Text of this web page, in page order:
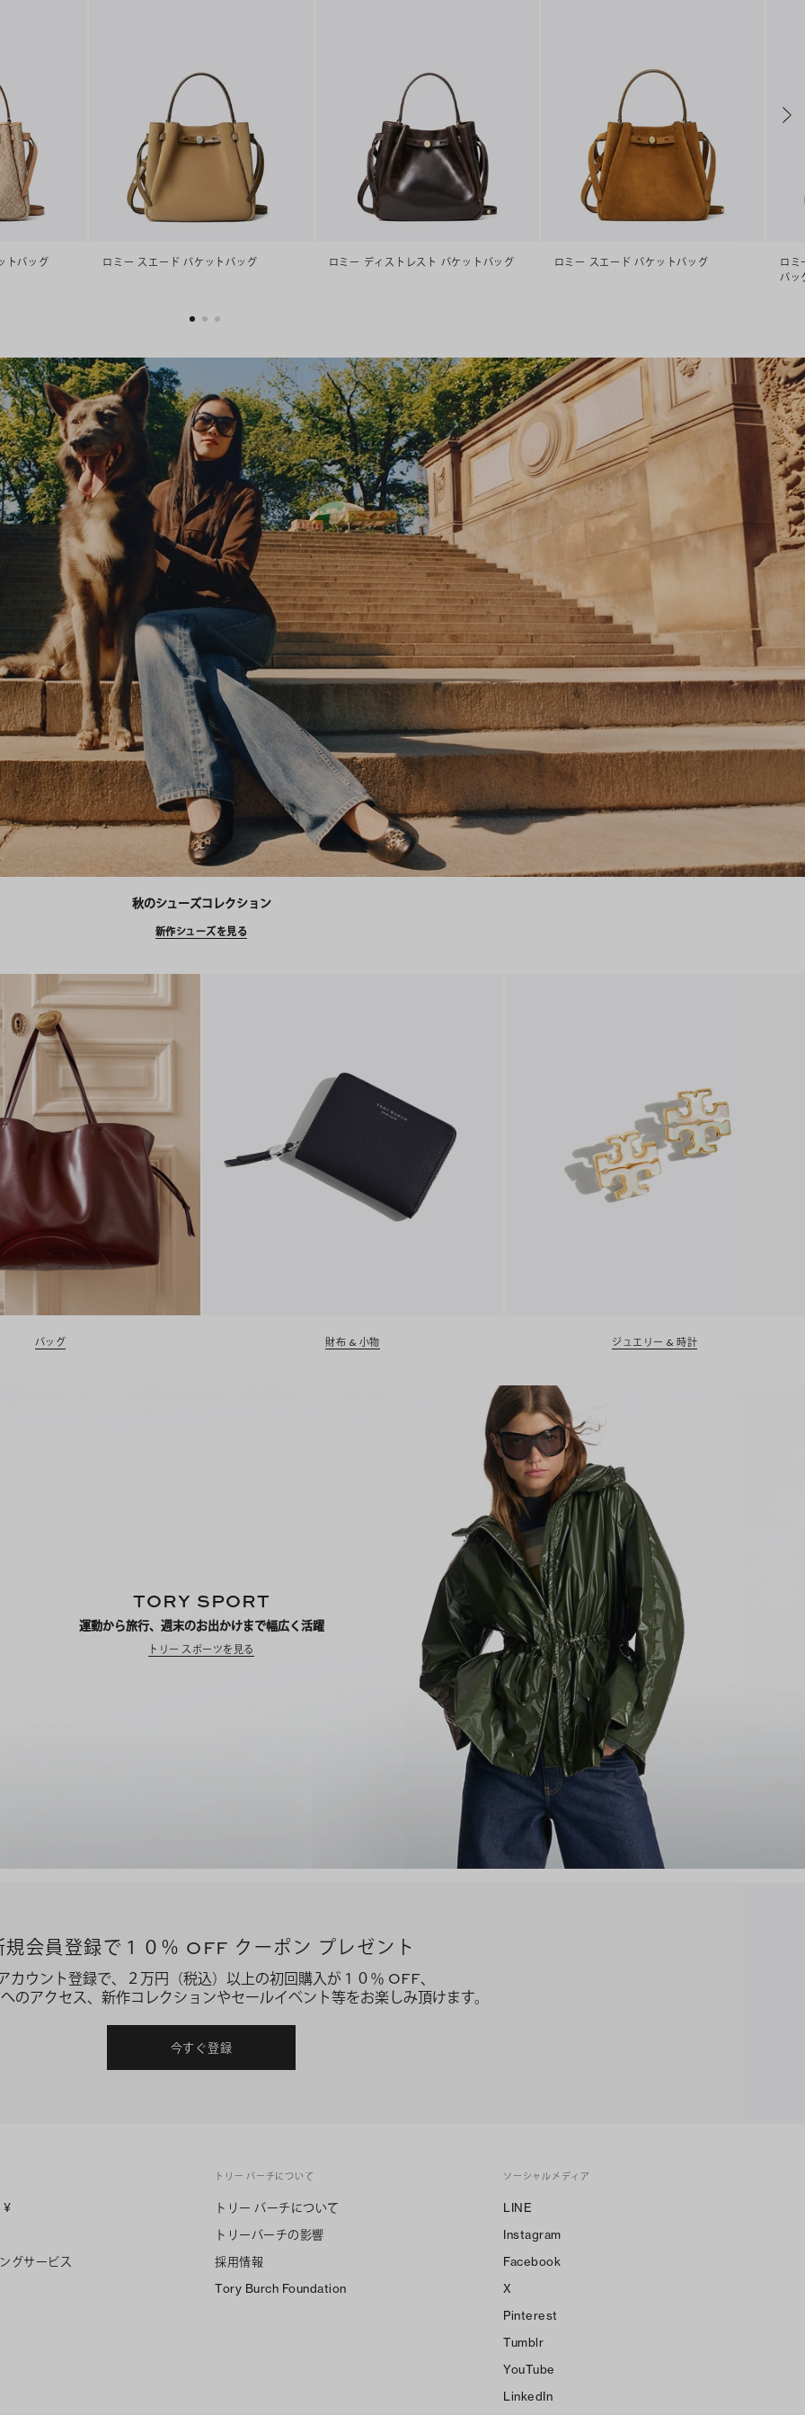
トバッグ ロミー スエード バケットバッグ ロミー ディストレスト バケットバッグ ロミー スエード バケットバッグ
ロミ
バッ
秋のシューズコレクション
新作シューズを見る
バッグ 財布 & 小物 ジュエリー & 時計
TORY SPORT
運動から旅行、週末のお出かけまで幅広く活躍
トリー スポーツを見る
規会員登録で１０％ OFF クーポン プレゼント
カウント登録で、２万円（税込）以上の初回購入が１０％ OFF、
のアクセス、新作コレクションやセールイベント等をお楽しみ頂けます。
今すぐ登録
¥
グサービス
トリー バーチについて
トリー バーチについて
トリーバーチの影響
採用情報
Tory Burch Foundation
ソーシャルメディア
LINE
Instagram
Facebook
X
Pinterest
Tumblr
YouTube
LinkedIn